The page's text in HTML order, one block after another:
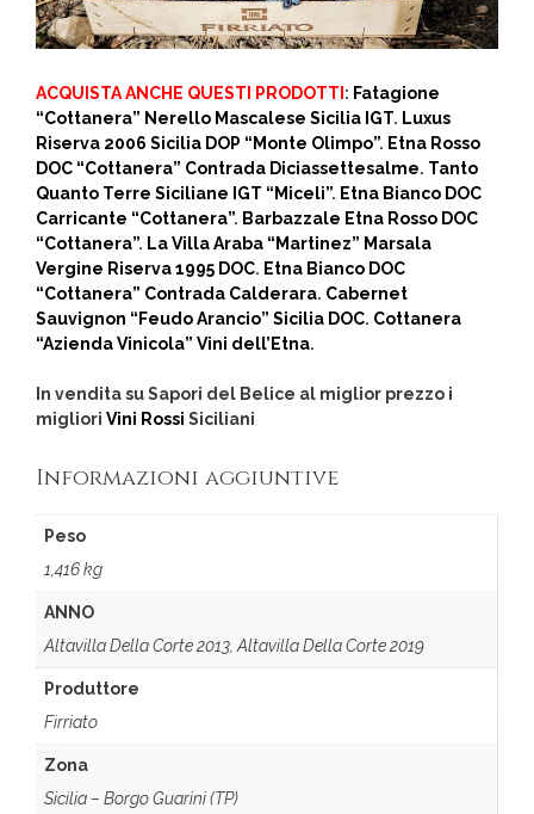
ACQUISTA ANCHE QUESTI PRODOTTI : Fatagione
“Cottanera” Nerello Mascalese Sicilia IGT. Luxus
Riserva 2006 Sicilia DOP “Monte Olimpo”. Etna Rosso
DOC “Cottanera” Contrada Diciassettesalme. Tanto
Quanto Terre Siciliane IGT “Miceli”. Etna Bianco DOC
Carricante “Cottanera”. Barbazzale Etna Rosso DOC
“Cottanera”. La Villa Araba “Martinez” Marsala
Vergine Riserva 1995 DOC. Etna Bianco DOC
“Cottanera” Contrada Calderara. Cabernet
Sauvignon “Feudo Arancio” Sicilia DOC. Cottanera
“Azienda Vinicola” Vini dell’Etna.
In vendita su Sapori del Belice al miglior prezzo i
migliori Vini Rossi Siciliani
Informazioni aggiuntive
Peso
1,416 kg
ANNO
Altavilla Della Corte 2013, Altavilla Della Corte 2019
Produttore
Firriato
Zona
Sicilia – Borgo Guarini (TP)